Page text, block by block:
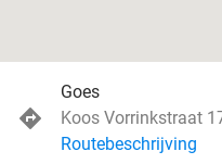
Goes
Koos Vorrinkstraat
Routebeschrijving